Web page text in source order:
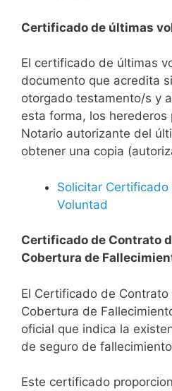
Certificado de últimas
El certificado de últimas
documento que acredita
otorgado testamento/s y
esta forma, los herederos
Notario autorizante del
obtener una copia
Solicitar
Voluntad
Certificado de Contrato
Cobertura de
El Certificado de
Cobertura de
oficial que indica la
de seguro de
Este certificado